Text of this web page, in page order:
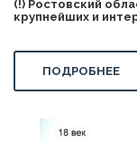
(!) Ростовский
крупнейших и
ПОДРОБНЕЕ